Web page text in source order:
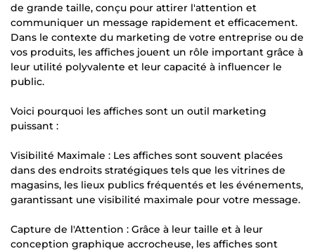
de grande taille, conçu pour attirer l'attention et
communiquer un message rapidement et efficacement.
Dans le contexte du marketing de votre entreprise ou de
vos produits, les affiches jouent un rôle important grâce à
leur utilité polyvalente et leur capacité à influencer le
public.
Voici pourquoi les affiches sont un outil marketing
puissant :
Visibilité Maximale : Les affiches sont souvent placées
dans des endroits stratégiques tels que les vitrines de
magasins, les lieux publics fréquentés et les événements,
garantissant une visibilité maximale pour votre message.
Capture de l'Attention : Grâce à leur taille et à leur
conception graphique accrocheuse, les affiches sont